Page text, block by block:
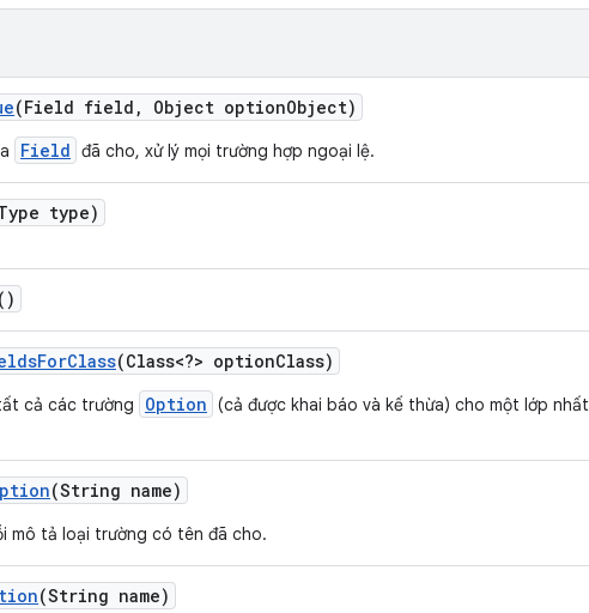
(Field field , Object optionObject)
Field đã cho, xử lý mọi trường hợp ngoại lệ.
type)
()
ForClass(Class<?> optionClass)
cả các trường Option (cả được khai báo và kế thừa) cho một lớp nhất
(String name)
mô tả loại trường có tên đã cho.
(String name)